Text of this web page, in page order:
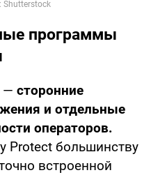
программы
— сторонние
и отдельные
операторов.
Protect большинству
встроенной